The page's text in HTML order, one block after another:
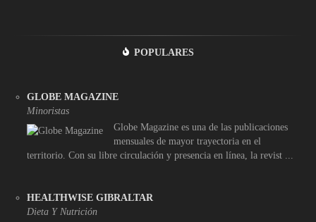
POPULARES
GLOBE MAGAZINE
Minoristas
Globe Magazine es una de las publicaciones
mensuales de mayor trayectoria en el
territorio. Con su libre circulación y presencia en línea, la revist ...
HEALTHWISE GIBRALTAR
Dieta Y Nutrición